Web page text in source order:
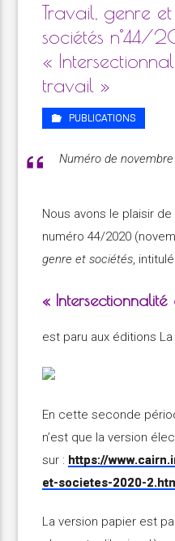
Travail, genre et
sociétés n°44/
«
travail »
PUBLICATIONS
Numéro de novembre
Nous avons le plaisir
numéro 44/2020
genre et sociétés, intitulé
«
est paru aux éditions
En cette seconde
n’est que la version
sur : https://
et-societes-2020-
La version papier est